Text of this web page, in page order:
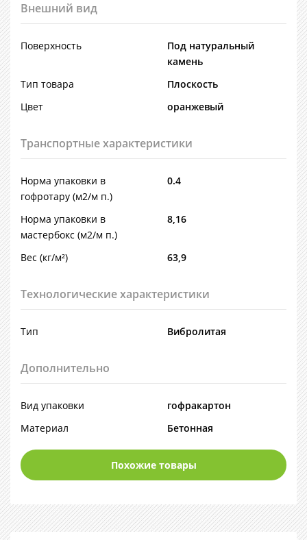
Внешний вид
Поверхность
Под натуральный
камень
Тип товара
Плоскость
Цвет
оранжевый
Транспортные характеристики
Норма упаковки в
гофротару (м2/м п.)
0.4
Норма упаковки в
мастербокс (м2/м п.)
8,16
Вес (кг/м²) 63,9
Технологические характеристики
Тип Вибролитая
Дополнительно
Вид упаковки
гофракартон
Материал
Бетонная
Похожие товары